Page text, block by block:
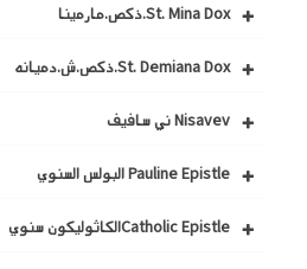
St. Mina Dox.ذكص.مارمينا
St. Demiana Dox.ذكص.ش.دميانه
Nisavev ني سافيف
Pauline Epistle البولس السنوي
Catholic Epistleالكاثوليكون سنوي